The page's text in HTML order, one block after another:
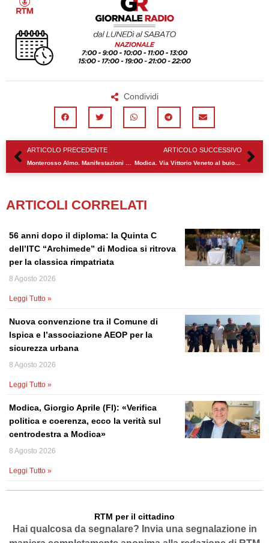
Condividi
Precedente
ARTICOLO PRECEDENTE ARTICOLO SUCCESSIVO
ARTICOLI CORRELATI
56 anni dopo il diploma: la Quinta C
dell’ITC “Archimede” di Modica si ritrova
per la classica rimpatriata
8 Agosto 2026
Leggi Tutto »
Nuova convenzione tra il Comune di
Ispica e l’associazione AEOP per la
sicurezza urbana
8 Agosto 2026
Leggi Tutto »
Modica, Giorgio Aprile (FI): «Verifica
politica e coerenza, ecco la verità sul
centrodestra a Modica»
8 Agosto 2026
Leggi Tutto »
RTM per il cittadino
Hai qualcosa da segnalare? Invia una segnalazione in